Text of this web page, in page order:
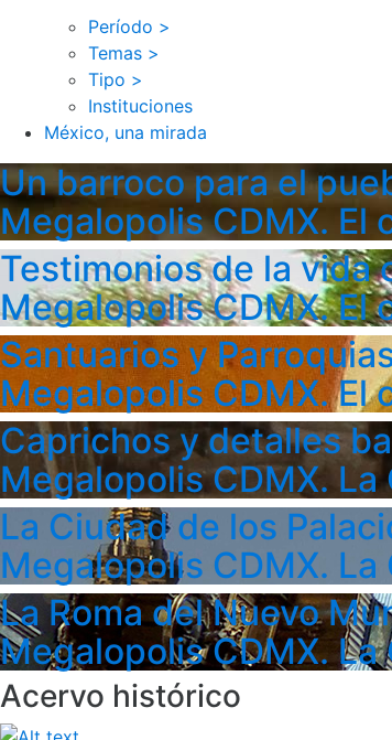
Período >
Temas >
Tipo >
Instituciones
México, una mirada
Un barroco para el
Megalopolis CDMX. El
Testimonios de la vida
Megalopolis CDMX. El
Santuarios y
Megalopolis CDMX. El
Caprichos y detalles
Megalopolis CDMX.
La Ciudad de los
Megalopolis CDMX. La
La Roma del Nuevo
Megalopolis CDMX.
Acervo histórico